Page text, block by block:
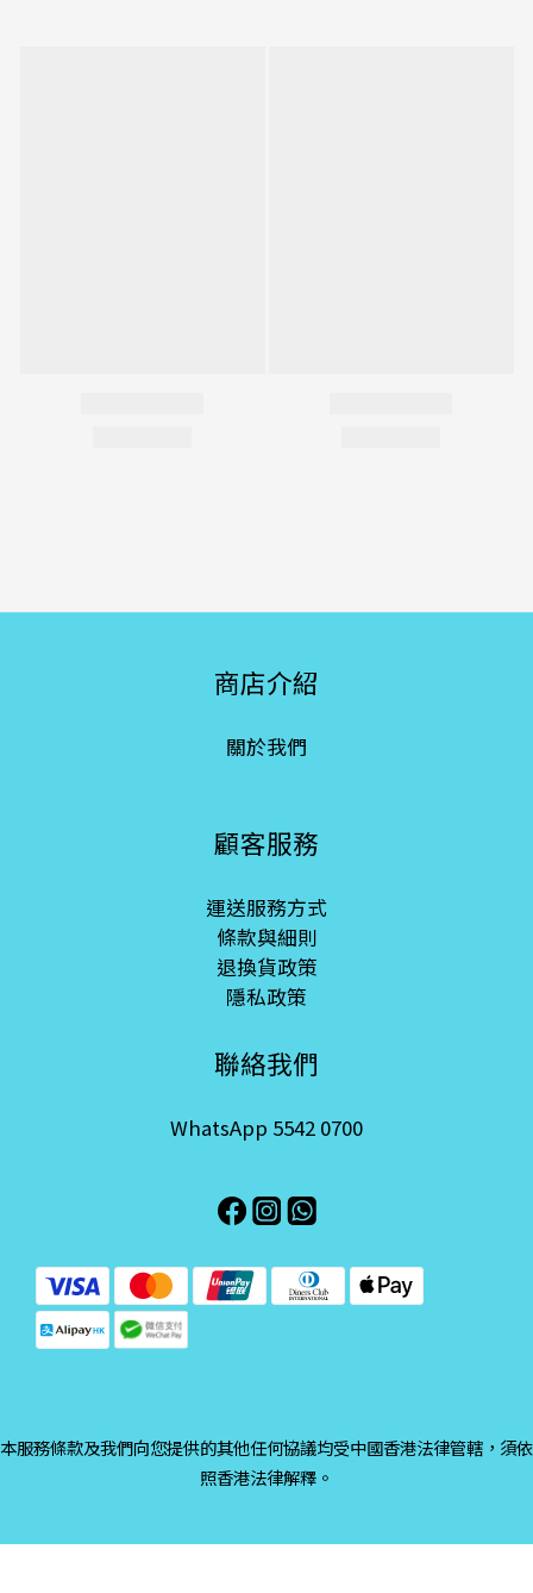
商店介紹
關於我們
顧客服務
運送服務方式
條款與細則
退換貨政策
隱私政策
聯絡我們
WhatsApp 5542 0700
本服務條款及我們向您提供的其他任何協議均受中國香港法律管轄，須依
照香港法律解釋。